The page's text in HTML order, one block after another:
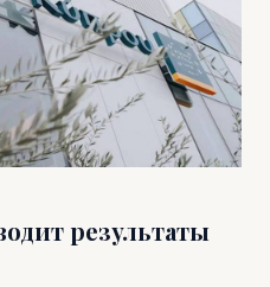
результаты